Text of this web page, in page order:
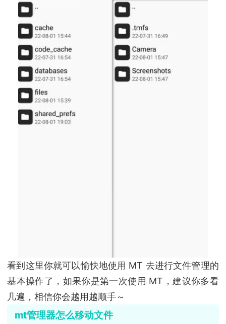
看到这里你就可以愉快地使用 MT 去进行文件管理的
基本操作了，如果你是第一次使用 MT，建议你多看
几遍，相信你会越用越顺手～
mt管理器怎么移动文件